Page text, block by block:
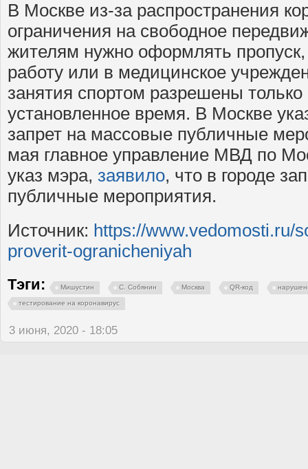
В Москве из-за распространения
ограничения на свободное
жителям нужно оформлять
работу или в медицинское
занятия спортом разрешены только
установленное время. В Москве
запрет на массовые публичные
мая главное управление МВД по
указ мэра, заявило, что в городе
публичные мероприятия.
Источник: https://www.vedomosti.ru/
proverit-ogranicheniyah
Тэги: Мишустин С. Собянин Москва QR-код
тестирование на коронавирус
3 июня, 2020 - 18:05